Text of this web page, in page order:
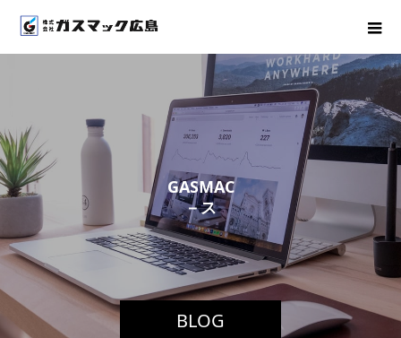
BLOG
GASMAC
－スタッフ